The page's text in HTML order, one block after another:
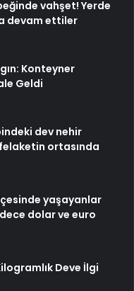
vahşet! Yerde
devam ettiler
Konteyner
Geldi
dev nehir
ortasında
yaşayanlar
dolar ve euro
Deve İlgi